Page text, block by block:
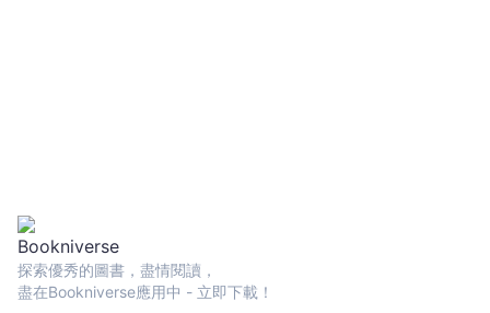
探索優秀的圖書，盡情閱讀，
盡在Bookniverse應用中 - 立即下載！